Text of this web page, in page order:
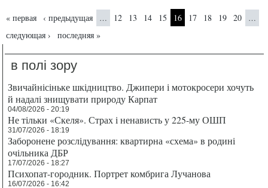
Страницы
« первая ‹ предыдущая … 12 13 14 15 16 17 18 19 20 …
следующая › последняя »
в полі зору
Звичайнісіньке шкідництво. Джипери і мотокросери хочуть
й надалі знищувати природу Карпат
04/08/2026 - 20:19
Не тільки «Скеля». Страх і ненависть у 225-му ОШП
31/07/2026 - 18:19
Заборонене розслідування: квартирна «схема» в родині
очільника ДБР
17/07/2026 - 18:27
Психопат-городник. Портрет комбрига Лучанова
16/07/2026 - 16:42